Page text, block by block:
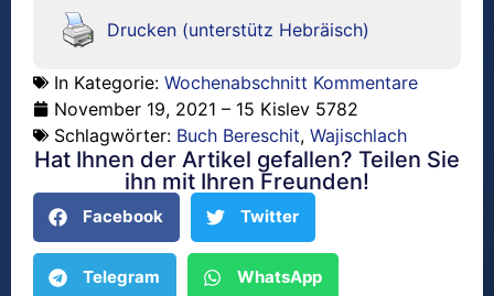
Drucken (unterstütz Hebräisch)
In Kategorie: Wochenabschnitt Kommentare
November 19, 2021 – 15 Kislev 5782
Schlagwörter: Buch Bereschit, Wajischlach
Hat Ihnen der Artikel gefallen? Teilen Sie
ihn mit Ihren Freunden!
Facebook Twitter
Telegram WhatsApp